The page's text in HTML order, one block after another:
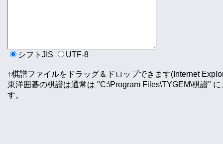
シフトJIS UTF-8
↑棋譜ファイルをドラッグ＆ドロップできます(Internet
東洋囲碁の棋譜は通常は "C:\Program Files\TYGEM\棋譜"
す。